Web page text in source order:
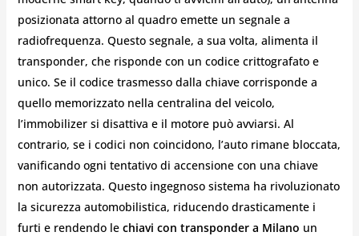
posizionata attorno al quadro emette un segnale a
radiofrequenza. Questo segnale, a sua volta, alimenta il
transponder, che risponde con un codice crittografato e
unico. Se il codice trasmesso dalla chiave corrisponde a
quello memorizzato nella centralina del veicolo,
l’immobilizer si disattiva e il motore può avviarsi. Al
contrario, se i codici non coincidono, l’auto rimane bloccata,
vanificando ogni tentativo di accensione con una chiave
non autorizzata. Questo ingegnoso sistema ha rivoluzionato
la sicurezza automobilistica, riducendo drasticamente i
furti e rendendo le chiavi con transponder a Milano un